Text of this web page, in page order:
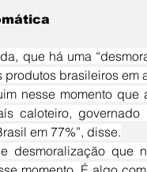
brasileiros em
caloteiro,
em 77%”, disse.